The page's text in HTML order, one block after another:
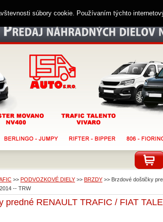
>> PODVOZKOVÉ DIELY >> BRZDY >> Brzdové doštičky
-- TRW
predné RENAULT TRAFIC / FIAT
súbory cookie. Používaním týchto